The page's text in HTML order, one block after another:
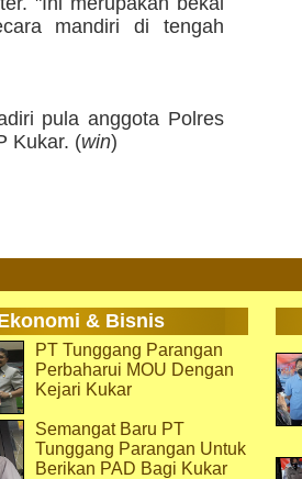
mandiri di tengah
pula anggota Polres
Kukar. (win)
& Bisnis
PT Tunggang Parangan
Perbaharui MOU Dengan
Kejari Kukar
Semangat Baru PT
Tunggang Parangan Untuk
Berikan PAD Bagi Kukar